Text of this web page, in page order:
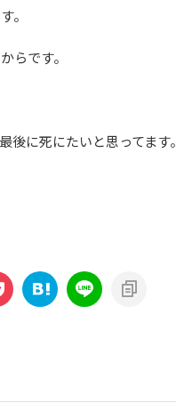
。
らです。
に死にたいと思ってます。